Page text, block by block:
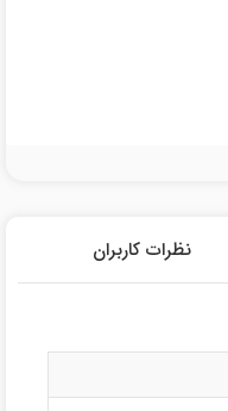
نظرات کاربران